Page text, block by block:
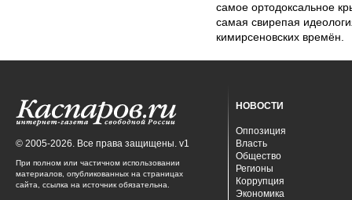
самое ортодоксальное
самая свирепая
кимирсеновских времён.
© 2005-2026. Все права защищены. v1
При полном или частичном использовании
материалов, опубликованных на страницах
сайта, ссылка на источник обязательна.
НОВОСТИ
Оппозиция
Власть
Общество
Регионы
Коррупция
Экономика